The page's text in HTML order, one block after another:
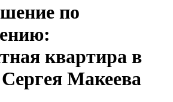
по
квартира в
Макеева